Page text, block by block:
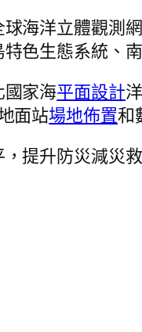
海洋立體觀測
色生態系統、
家海平面設計
面站場地佈置和
提升防災減災